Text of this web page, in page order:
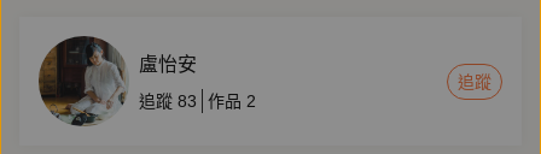
盧怡安
追蹤 83 作品 2
追蹤